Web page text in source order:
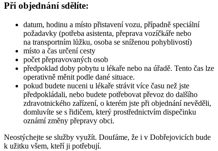
Při objednání sdělíte:
datum, hodinu a místo přistavení vozu, případně speciální
požadavky (potřeba asistenta, přeprava vozíčkáře nebo
na transportním lůžku, osoba se sníženou pohyblivostí)
místo a čas určení cesty
počet přepravovaných osob
předpoklad doby pobytu u lékaře nebo na úřadě. Tento čas lze
operativně měnit podle dané situace.
pokud budete nuceni u lékaře strávit více času než jste
předpokládali, nebo budete potřebovat převoz do dalšího
zdravotnického zařízení, o kterém jste při objednání nevěděli,
domluvíte se s řidičem, který prostřednictvím dispečinku
oznámí změny přepravy obci.
Neostýchejte se služby využít. Doufáme, že i v Dobřejovicích bude
k užitku všem, kteří ji potřebují.